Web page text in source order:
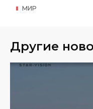
МИР
Другие